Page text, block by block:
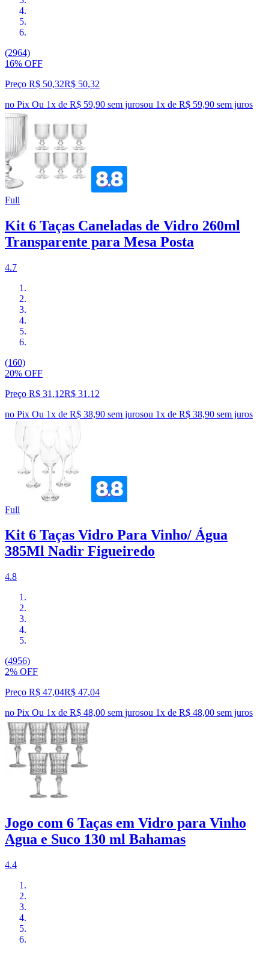
(2964)
16% OFF
Preço R$ 50,32R$ 50,32
no Pix Ou 1x de R$ 59,90 sem jurosou 1x de R$ 59,90 sem juros
Full
Kit 6 Taças Caneladas de Vidro 260ml
Transparente para Mesa Posta
4.7
(160)
20% OFF
Preço R$ 31,12R$ 31 ,12
no Pix Ou 1x de R$ 38,90 sem jurosou 1x de R$ 38,90 sem juros
Full
Kit 6 Taças Vidro Para Vinho/ Água
385Ml Nadir Figueiredo
4.8
(4956)
2% OFF
Preço R$ 47,04R$ 47,04
no Pix Ou 1x de R$ 48,00 sem jurosou 1x de R$ 48,00 sem juros
Jogo com 6 Taças em Vidro para Vinho
Agua e Suco 130 ml Bahamas
4.4